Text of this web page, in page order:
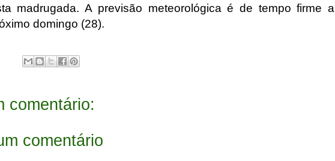
madrugada. A previsão meteorológica é de tempo firme a
domingo (28).
comentário:
comentário